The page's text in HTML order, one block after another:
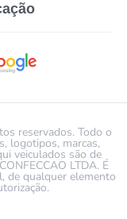
reservados. Todo o
logotipos, marcas,
veiculados são de
LTDA. É
de qualquer elemento